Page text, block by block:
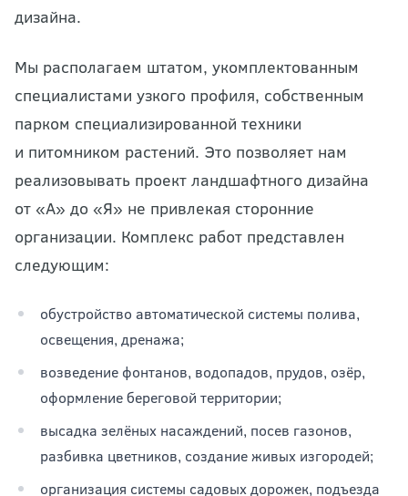
дизайна.
Мы располагаем штатом, укомплектованным
специалистами узкого профиля, собственным
парком специализированной техники
и питомником растений. Это позволяет нам
реализовывать проект ландшафтного дизайна
от «А» до «Я» не привлекая сторонние
организации. Комплекс работ представлен
следующим:
обустройство автоматической системы полива,
освещения, дренажа;
возведение фонтанов, водопадов, прудов, озёр,
оформление береговой территории;
высадка зелёных насаждений, посев газонов,
разбивка цветников, создание живых изгородей;
организация системы садовых дорожек, подъезда